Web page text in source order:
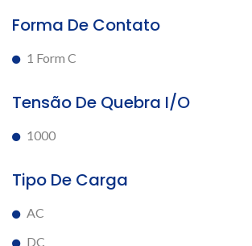
Forma De Contato
1 Form C
Tensão De Quebra I/O
1000
Tipo De Carga
AC
DC